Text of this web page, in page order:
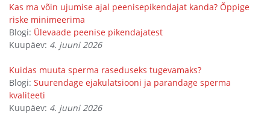
Kas ma võin ujumise ajal peenisepikendajat kanda? Õppige
riske minimeerima
Blogi: Ülevaade peenise pikendajatest
Kuupäev: 4. juuni 2026
Kuidas muuta sperma raseduseks tugevamaks?
Blogi: Suurendage ejakulatsiooni ja parandage sperma
kvaliteeti
Kuupäev: 4. juuni 2026